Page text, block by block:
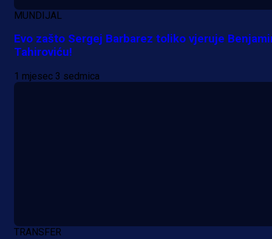
MUNDIJAL
Evo zašto Sergej Barbarez toliko vjeruje
Tahiroviću!
1 mjesec 3 sedmica
TRANSFER